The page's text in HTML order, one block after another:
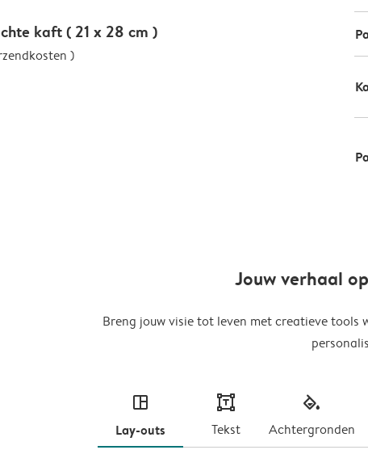
kaft ( 21 x 28 cm )
)
Jouw verhaal
Breng jouw visie tot leven met creatieve
layout
Lay-outs
text
Tekst
fill
Achtergronden